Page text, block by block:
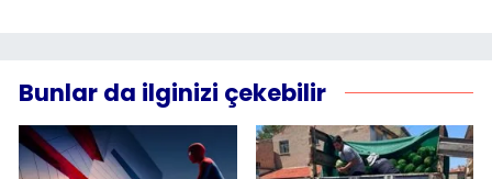
Bunlar da ilginizi çekebilir